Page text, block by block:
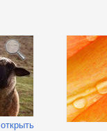
открыть